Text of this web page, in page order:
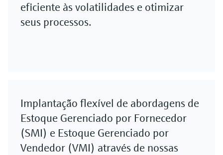
eficiente às volatilidades e otimizar
seus processos.
Implantação flexível de abordagens de
Estoque Gerenciado por Fornecedor
(SMI) e Estoque Gerenciado por
Vendedor (VMI) através de nossas